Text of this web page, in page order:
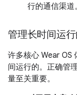
行的通信渠道。
管理长时间运
许多核心 Wear OS
间运行的。正确管
量至关重要。